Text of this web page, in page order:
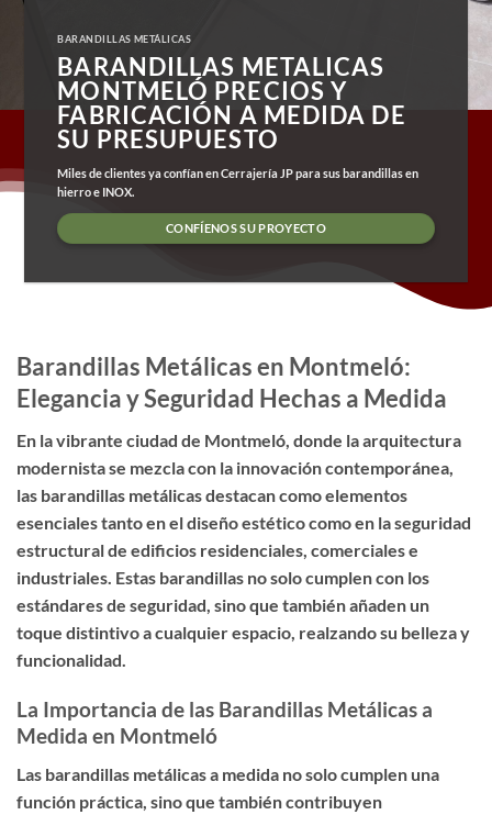
BARANDILLAS METÁLICAS
BARANDILLAS METALICAS
MONTMELÓ PRECIOS Y
FABRICACIÓN A MEDIDA DE
SU PRESUPUESTO
Miles de clientes ya confían en Cerrajería JP para sus barandillas en
hierro e INOX.
CONFÍENOS SU PROYECTO
Barandillas Metálicas en Montmeló:
Elegancia y Seguridad Hechas a Medida
En la vibrante ciudad de Montmeló, donde la arquitectura
modernista se mezcla con la innovación contemporánea,
las barandillas metálicas destacan como elementos
esenciales tanto en el diseño estético como en la seguridad
estructural de edificios residenciales, comerciales e
industriales. Estas barandillas no solo cumplen con los
estándares de seguridad, sino que también añaden un
toque distintivo a cualquier espacio, realzando su belleza y
funcionalidad.
La Importancia de las Barandillas Metálicas a
Medida en Montmeló
Las barandillas metálicas a medida no solo cumplen una
función práctica, sino que también contribuyen